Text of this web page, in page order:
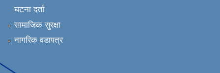
घटना दर्ता
सामाजिक सुरक्षा
नागरिक वडापत्र